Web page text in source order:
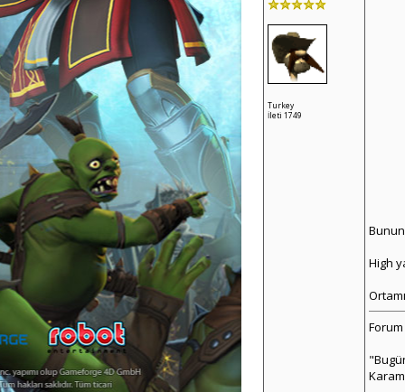
Turkey
İleti 1749
High